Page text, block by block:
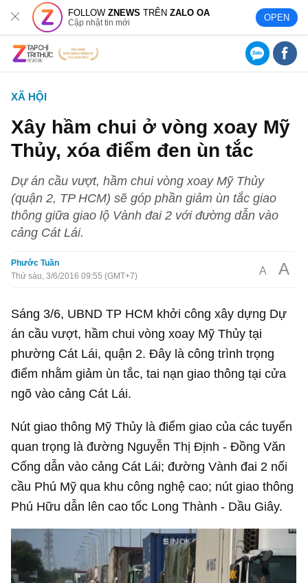
FOLLOWZNEWS TRÊNZALO OA
Cập nhật tin mới OPEN
XÃ HỘI
Xây hầm chui ở vòng xoay Mỹ
Thủy, xóa điểm đen ùn tắc
Dự án cầu vượt, hầm chui vòng xoay Mỹ Thủy
(quận 2, TP HCM) sẽ góp phần giảm ùn tắc giao
thông giữa giao lộ Vành đai 2 với đường dẫn vào
cảng Cát Lái.
Phước Tuần
Thứ sáu, 3/6/2016 09:55 (GMT+7)
A A
Sáng 3/6, UBND TP HCM khởi công xây dựng Dự
án cầu vượt, hầm chui vòng xoay Mỹ Thủy tại
phường Cát Lái, quận 2. Đây là công trình trọng
điểm nhằm giảm ùn tắc, tai nạn giao thông tại cửa
ngõ vào cảng Cát Lái.
Nút giao thông Mỹ Thủy là điểm giao của các tuyến
quan trọng là đường Nguyễn Thị Định - Đồng Văn
Cống dẫn vào cảng Cát Lái; đường Vành đai 2 nối
cầu Phú Mỹ qua khu công nghệ cao; nút giao thông
Phú Hữu dẫn lên cao tốc Long Thành - Dầu Giây.